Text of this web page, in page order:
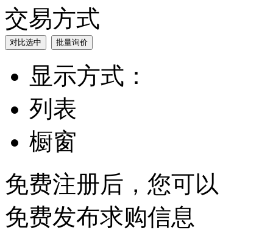
交易方式
显示方式：
列表
橱窗
免费注册后，您可以
免费发布求购信息